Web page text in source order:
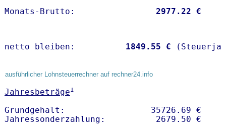
Monats-Brutto: 2977.22 €
netto bleiben: 1849.55 €
ausführlicher Lohnsteuerrechner auf rechner24.info
Jahresbeträge1
Grundgehalt:                 35726.69 €